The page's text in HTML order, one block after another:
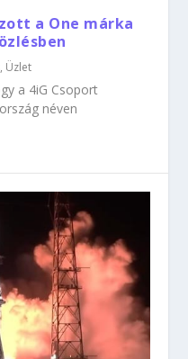
a One márka
, Üzlet
a 4iG Csoport
néven